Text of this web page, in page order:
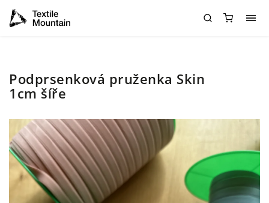
Podprsenková pruženka Skin
1cm šíře